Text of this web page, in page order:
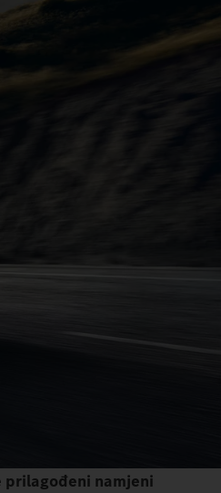
prilagođeni namjeni